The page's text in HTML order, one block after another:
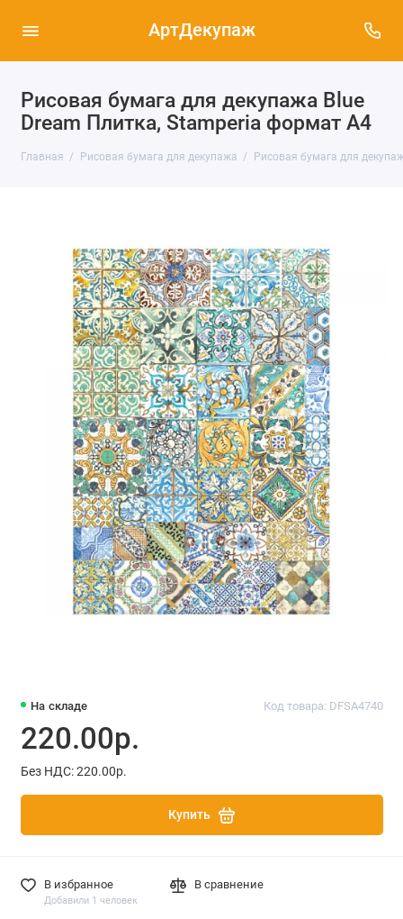
АртДекупаж
Рисовая бумага для декупажа Blue
Dream Плитка, Stamperia формат А4
Главная Рисовая бумага для декупажа Рисовая бумага для
На складе Код товара: DFSA4740
220.00р.
Без НДС: 220.00р.
Купить
В избранное
Добавили 1 человек
В сравнение